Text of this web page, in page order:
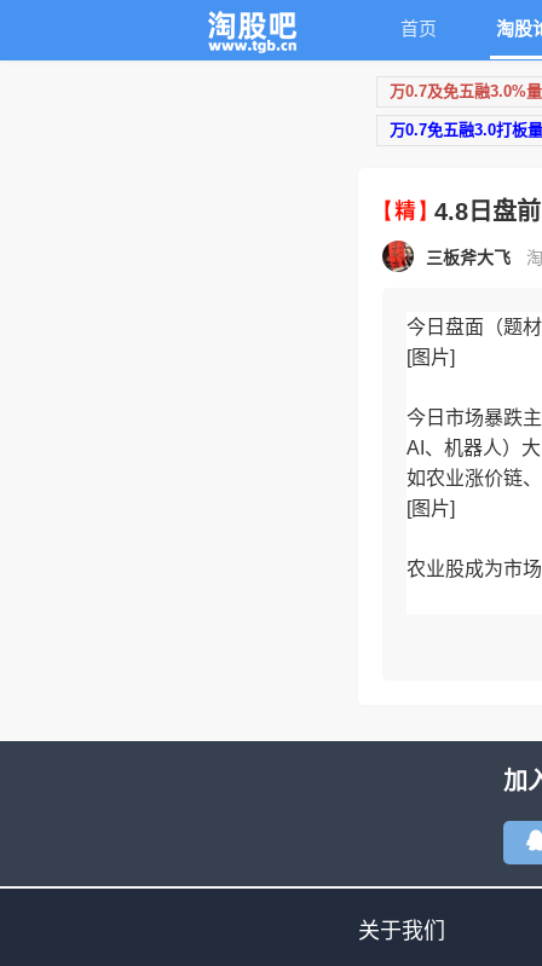
首页 淘股
万0.7及免五融3.0%
万0.7免五融3.0打板
4.8日盘
三板斧大飞
今日盘面（题
[图片]
今日市场暴跌
AI、机器人）
如农业涨价链
[图片]
农业股成为市
加
关于我们